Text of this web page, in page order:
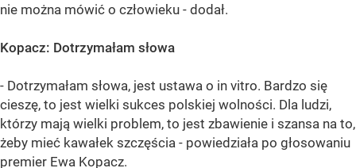
nie można mówić o człowieku - dodał.
Kopacz: Dotrzymałam słowa
- Dotrzymałam słowa, jest ustawa o in vitro. Bardzo się
cieszę, to jest wielki sukces polskiej wolności. Dla ludzi,
którzy mają wielki problem, to jest zbawienie i szansa na to,
żeby mieć kawałek szczęścia - powiedziała po głosowaniu
premier Ewa Kopacz.